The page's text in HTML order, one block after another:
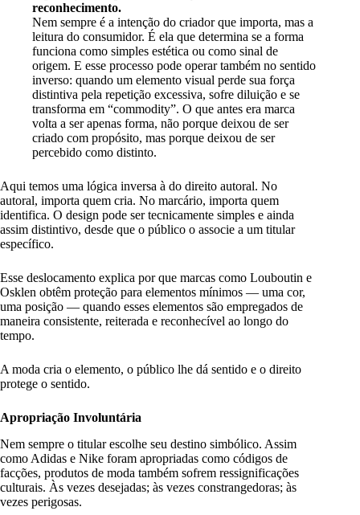
reconhecimento.
Nem sempre é a intenção do criador que importa, mas a
leitura do consumidor. É ela que determina se a forma
funciona como simples estética ou como sinal de
origem. E esse processo pode operar também no sentido
inverso: quando um elemento visual perde sua força
distintiva pela repetição excessiva, sofre diluição e se
transforma em “commodity”. O que antes era marca
volta a ser apenas forma, não porque deixou de ser
criado com propósito, mas porque deixou de ser
percebido como distinto.
Aqui temos uma lógica inversa à do direito autoral. No
autoral, importa quem cria. No marcário, importa quem
identifica. O design pode ser tecnicamente simples e ainda
assim distintivo, desde que o público o associe a um titular
específico.
Esse deslocamento explica por que marcas como Louboutin e
Osklen obtêm proteção para elementos mínimos — uma cor,
uma posição — quando esses elementos são empregados de
maneira consistente, reiterada e reconhecível ao longo do
tempo.
A moda cria o elemento, o público lhe dá sentido e o direito
protege o sentido.
Apropriação Involuntária
Nem sempre o titular escolhe seu destino simbólico. Assim
como Adidas e Nike foram apropriadas como códigos de
facções, produtos de moda também sofrem ressignificações
culturais. Às vezes desejadas; às vezes constrangedoras; às
vezes perigosas.